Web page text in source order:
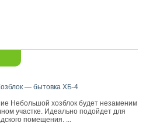
— бытовка ХБ-4
Небольшой хозблок будет незаменим
участке. Идеально подойдет для
помещения. ...